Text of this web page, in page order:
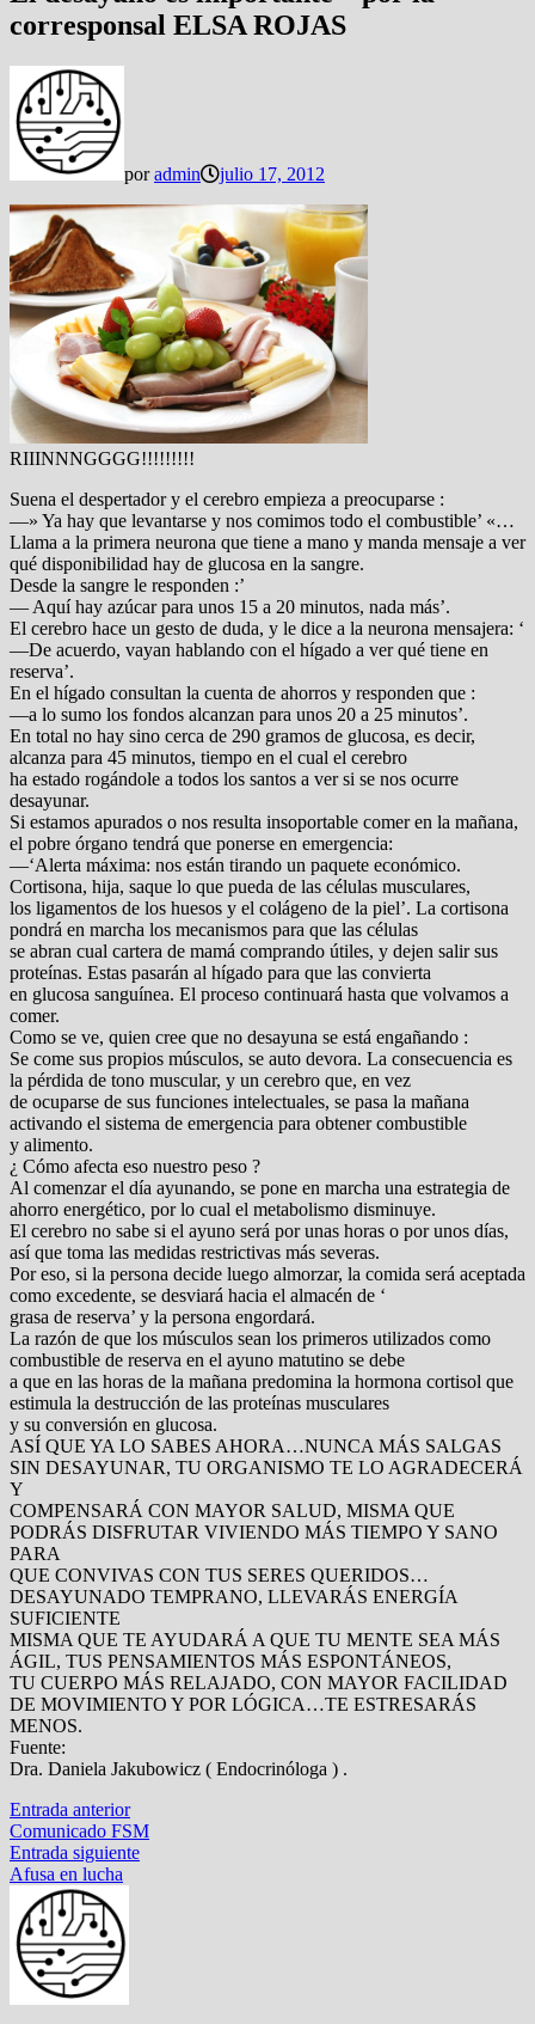
corresponsal ELSA ROJAS
poradmin julio 17, 2012
RIIINNNGGGG!!!!!!!!!
Suena el despertador y el cerebro empieza a preocuparse :
—» Ya hay que levantarse y nos comimos todo el combustible’ «…
Llama a la primera neurona que tiene a mano y manda mensaje a ver
qué disponibilidad hay de glucosa en la sangre.
Desde la sangre le responden :’
— Aquí hay azúcar para unos 15 a 20 minutos, nada más’.
El cerebro hace un gesto de duda, y le dice a la neurona mensajera: ‘
—De acuerdo, vayan hablando con el hígado a ver qué tiene en
reserva’.
En el hígado consultan la cuenta de ahorros y responden que :
—a lo sumo los fondos alcanzan para unos 20 a 25 minutos’.
En total no hay sino cerca de 290 gramos de glucosa, es decir,
alcanza para 45 minutos, tiempo en el cual el cerebro
ha estado rogándole a todos los santos a ver si se nos ocurre
desayunar.
Si estamos apurados o nos resulta insoportable comer en la mañana,
el pobre órgano tendrá que ponerse en emergencia:
—‘Alerta máxima: nos están tirando un paquete económico.
Cortisona, hija, saque lo que pueda de las células musculares,
los ligamentos de los huesos y el colágeno de la piel’. La cortisona
pondrá en marcha los mecanismos para que las células
se abran cual cartera de mamá comprando útiles, y dejen salir sus
proteínas. Estas pasarán al hígado para que las convierta
en glucosa sanguínea. El proceso continuará hasta que volvamos a
comer.
Como se ve, quien cree que no desayuna se está engañando :
Se come sus propios músculos, se auto devora. La consecuencia es
la pérdida de tono muscular, y un cerebro que, en vez
de ocuparse de sus funciones intelectuales, se pasa la mañana
activando el sistema de emergencia para obtener combustible
y alimento.
¿ Cómo afecta eso nuestro peso ?
Al comenzar el día ayunando, se pone en marcha una estrategia de
ahorro energético, por lo cual el metabolismo disminuye.
El cerebro no sabe si el ayuno será por unas horas o por unos días,
así que toma las medidas restrictivas más severas.
Por eso, si la persona decide luego almorzar, la comida será aceptada
como excedente, se desviará hacia el almacén de ‘
grasa de reserva’ y la persona engordará.
La razón de que los músculos sean los primeros utilizados como
combustible de reserva en el ayuno matutino se debe
a que en las horas de la mañana predomina la hormona cortisol que
estimula la destrucción de las proteínas musculares
y su conversión en glucosa.
ASÍ QUE YA LO SABES AHORA…NUNCA MÁS SALGAS
SIN DESAYUNAR, TU ORGANISMO TE LO AGRADECERÁ
Y
COMPENSARÁ CON MAYOR SALUD, MISMA QUE
PODRÁS DISFRUTAR VIVIENDO MÁS TIEMPO Y SANO
PARA
QUE CONVIVAS CON TUS SERES QUERIDOS…
DESAYUNADO TEMPRANO, LLEVARÁS ENERGÍA
SUFICIENTE
MISMA QUE TE AYUDARÁ A QUE TU MENTE SEA MÁS
ÁGIL, TUS PENSAMIENTOS MÁS ESPONTÁNEOS,
TU CUERPO MÁS RELAJADO, CON MAYOR FACILIDAD
DE MOVIMIENTO Y POR LÓGICA…TE ESTRESARÁS
MENOS.
Fuente:
Dra. Daniela Jakubowicz ( Endocrinóloga ) .
Navegación
de
entradas
Entrada anteriorEntrada
anterior:
Comunicado FSM
Entrada siguienteEntrada
Afusa en lucha